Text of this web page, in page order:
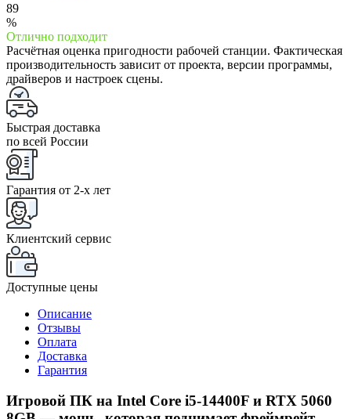
89
%
Отлично подходит
Расчётная оценка пригодности рабочей станции. Фактическая
производительность зависит от проекта, версии программы,
драйверов и настроек сцены.
Быстрая доставка
по всей России
Гарантия от 2-x лет
Клиентский сервис
Доступные цены
Описание
Отзывы
Оплата
Доставка
Гарантия
Игровой ПК на Intel Core i5‑14400F и RTX 5060